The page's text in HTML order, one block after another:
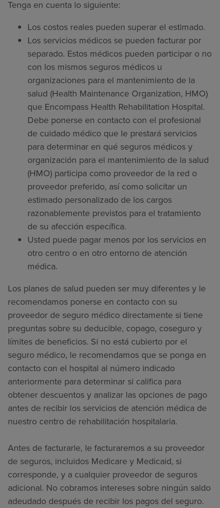
Tenga en cuenta lo siguiente:
Los costos reales pueden superar el estimado.
Los servicios médicos se pueden facturar por
separado. Estos médicos pueden participar o no
con los mismos seguros médicos u
organizaciones para el mantenimiento de la
salud (Health Maintenance Organization, HMO)
que Encompass Health Rehabilitation Hospital.
Debe ponerse en contacto con el profesional
de cuidado médico que le prestará servicios
para determinar en qué seguros médicos y
organización para el mantenimiento de la salud
(HMO) participa como proveedor de la red o
proveedor preferido, así como solicitar un
estimado personalizado de los cargos
razonablemente previstos para el tratamiento
de su afección específica.
Usted puede pagar menos por los servicios en
otro centro o en otro entorno de atención
médica.
Los planes de salud pueden ser muy diferentes y le
recomendamos ponerse en contacto con su
proveedor de seguro médico directamente si tiene
preguntas sobre su deducible, copago, coseguro y
límites de beneficios. Si no está cubierto por el
seguro médico, le recomendamos que se ponga en
contacto con el hospital al número indicado
anteriormente para determinar si califica para
obtener descuentos y analizar las opciones de pago
antes de recibir los servicios de atención médica de
nuestro centro de rehabilitación hospitalaria.
Antes de facturarle, le facturaremos a su proveedor
de seguros, incluidos Medicare y Medicaid, si
corresponde, y a cualquier proveedor de seguros
adicional. No cobramos intereses sobre ningún saldo
adeudado después de recibir los pagos del seguro.